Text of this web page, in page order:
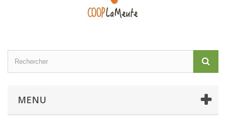
MENU